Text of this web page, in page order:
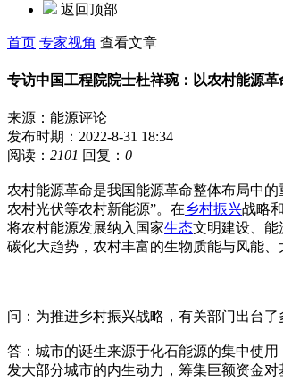
返回顶部
首页 专家视角 查看文章
专访中国工程院院士杜祥琬：以农村能源革
来源：能源评论
发布时期：2022-8-31 18:34
阅读： 2101 回复： 0
农村能源革命是我国能源革命整体布局中
农村光伏等农村新能源”。在乡村振兴战略
将农村能源发展纳入国家生态文明建设、能
碳化大趋势，农村丰富的生物质能与风能
问：为推进乡村振兴战略，有关部门出台
答：城市的诞生来源于化石能源的集中使
发大部分城市的内生动力，筹集巨额资金